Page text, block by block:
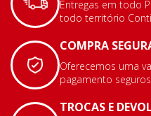
Entregas em todo
todo território
COMPRA
Oferecemos uma
pagamento
TROCAS E